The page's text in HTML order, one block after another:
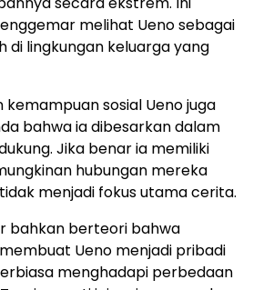
melihat Ueno sebagai
di lingkungan keluarga yang
sosial Ueno juga
bahwa ia dibesarkan dalam
Jika benar ia memiliki
hubungan mereka
menjadi fokus utama cerita.
bahkan berteori bahwa
Ueno menjadi pribadi
menghadapi perbedaan